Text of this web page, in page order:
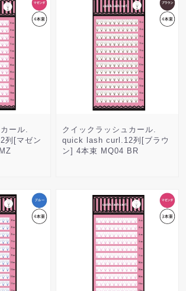
ール.
列[マゼン
クイックラッシュカール.
quick lash curl.12列[ブラウ
ン] 4本束 MQ04 BR